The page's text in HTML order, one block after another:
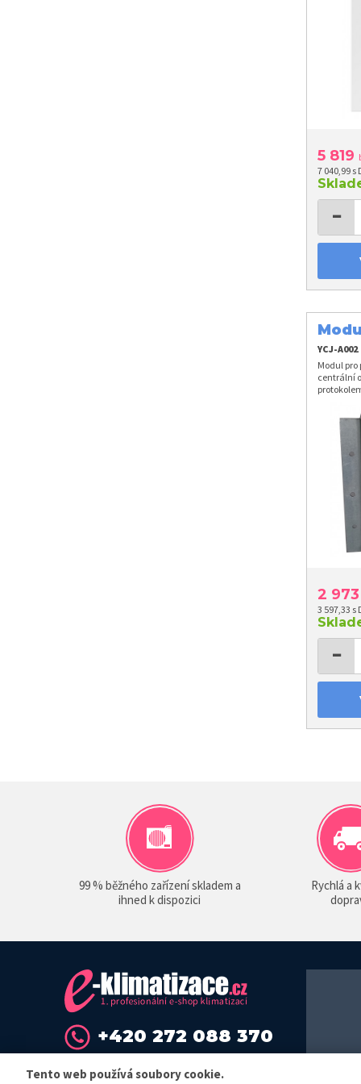
5 819
7 040,99 s
−
YCJ-A002
Modul
centrální
2 973
3 597,33 s
−
99 % běžného zařízení skladem a
ihned k dispozici
Rychlá a
+420 272 088 370
Tento web používá soubory cookie.